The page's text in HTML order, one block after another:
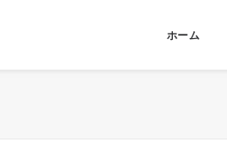
ホーム